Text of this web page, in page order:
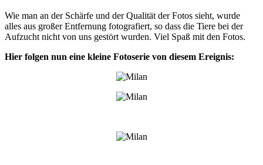
Wie man an der Schärfe und der Qualität der Fotos sieht, wurde
alles aus großer Entfernung fotografiert, so dass die Tiere bei der
Aufzucht nicht von uns gestört wurden. Viel Spaß mit den Fotos.
Hier folgen nun eine kleine Fotoserie von diesem Ereignis: